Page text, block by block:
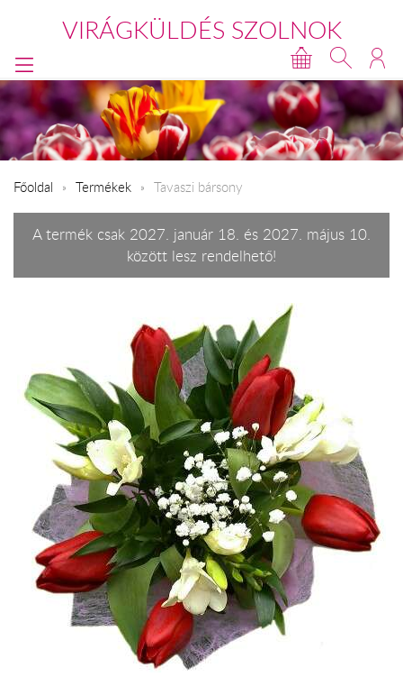
VIRÁGKÜLDÉS SZOLNOK
Főoldal Termékek Tavaszi bársony
A termék csak 2027. január 18. és 2027. május 10.
között lesz rendelhető!